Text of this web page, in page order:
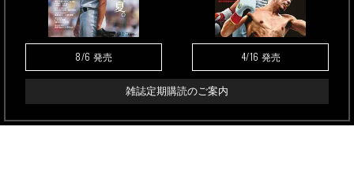
8/6 発売 4/16 発売
雑誌定期購読のご案内